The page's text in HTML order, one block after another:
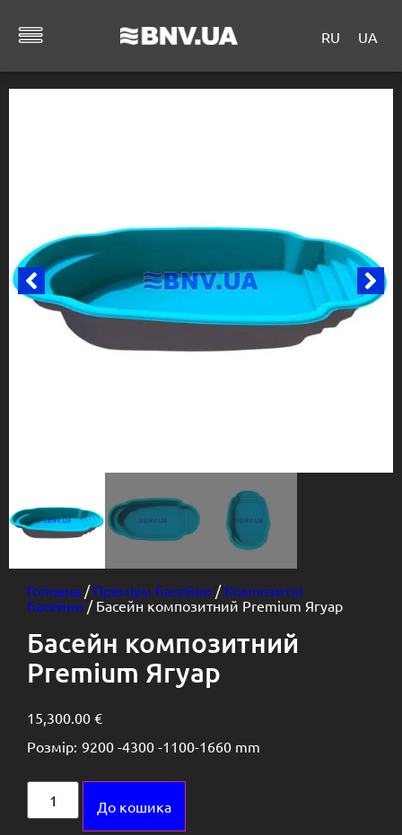
RU UA
Головна / Преміум басейни / Композитні
басейни / Басейн композитний Premium Ягуар
Басейн композитний
Premium Ягуар
15,300.00 €
Розмір: 9200 -4300 -1100-1660 mm
До кошика